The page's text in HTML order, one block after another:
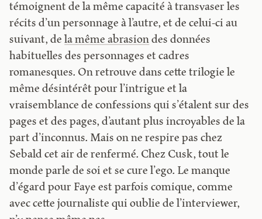
témoignent de la même capacité à transvaser les
récits d’un personnage à l’autre, et de celui-ci au
suivant, dela même abrasiondes données
habituelles des personnages et cadres
romanesques. On retrouve dans cette trilogie le
même désintérêt pour l’intrigue et la
vraisemblance de confessions qui s’étalent sur des
pages et des pages, d’autant plus incroyables de la
part d’inconnus. Mais on ne respire pas chez
Sebald cet air de renfermé. Chez Cusk, tout le
monde parle de soi et se cure l’ego. Le manque
d’égard pour Faye est parfois comique, comme
avec cette journaliste qui oublie de l’interviewer,